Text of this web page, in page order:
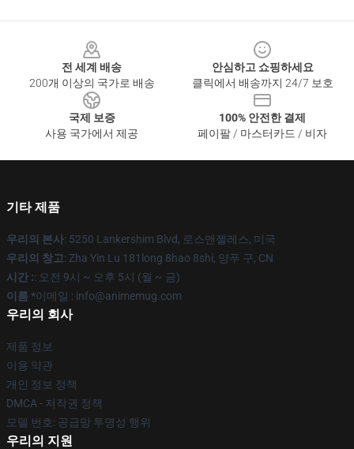
전 세계 배송
200개 이상의 국가로 배송
안심하고 쇼핑하세요
클릭에서 배송까지 24/7 보호
국제 보증
사용 국가에서 제공
100% 안전한 결제
페이팔 / 마스터카드 / 비자
기타 제품
우리의 본사: 5250 Lankershim Blvd, 로스앤젤레스, 미국
우리의 창고: Zha Yin Lu 181long 8hao 8shi, 양푸 구, CN
시간 :: 오전 9시 ~ 오후 5시 (월 ~ 금)
이름 *이메일 : info@animemug.com
우리의 회사
제품 정보
이용 약관
개인 정보 정책
DMCA - 저작권 정책
모델 번호: 공급망 투명성 행위
우리의 지원